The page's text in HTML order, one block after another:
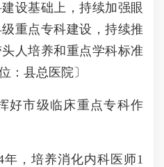
设基础上，持续加强眼
重点专科建设，持续推
人培养和重点学科标准
：县总医院〕
好市级临床重点专科作
，培养消化内科医师1